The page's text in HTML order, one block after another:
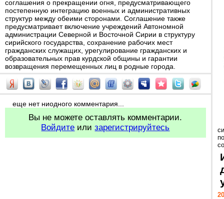
соглашения о прекращении огня, предусматривающего
постепенную интеграцию военных и административных
структур между обеими сторонами. Соглашение также
предусматривает включение учреждений Автономной
администрации Северной и Восточной Сирии в структуру
сирийского государства, сохранение рабочих мест
гражданских служащих, урегулирование гражданских и
образовательных прав курдской общины и гарантии
возвращения перемещенных лиц в родные города.
еще нет ниодного комментария...
Вы не можете оставлять комментарии.
Войдите илизарегистрируйтесь